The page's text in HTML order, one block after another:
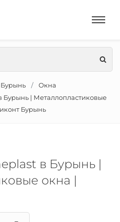
Бурынь
Окна
Бурынь | Металлопластиковые
Бурынь
в Бурынь |
окна |